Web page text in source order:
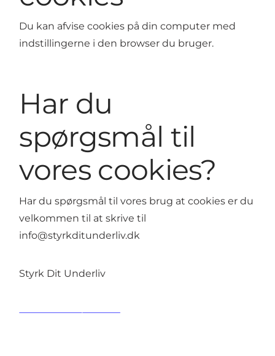
Du kan afvise cookies på din computer med
indstillingerne i den browser du bruger.
Har du
spørgsmål til
vores cookies?
Har du spørgsmål til vores brug at cookies er du
velkommen til at skrive til
info@styrkditunderliv.dk
Styrk Dit Underliv